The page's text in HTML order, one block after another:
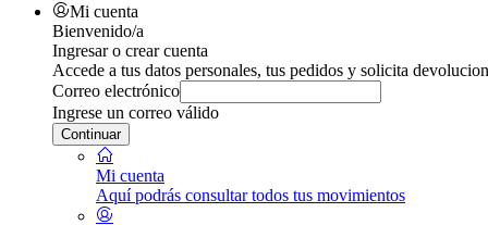
Mi cuenta
Bienvenido/a
Ingresar o crear cuenta
Accede a tus datos personales, tus pedidos y solicita
Correo electrónico
Ingrese un correo válido
Continuar
Mi cuenta
Aquí podrás consultar todos tus movimientos